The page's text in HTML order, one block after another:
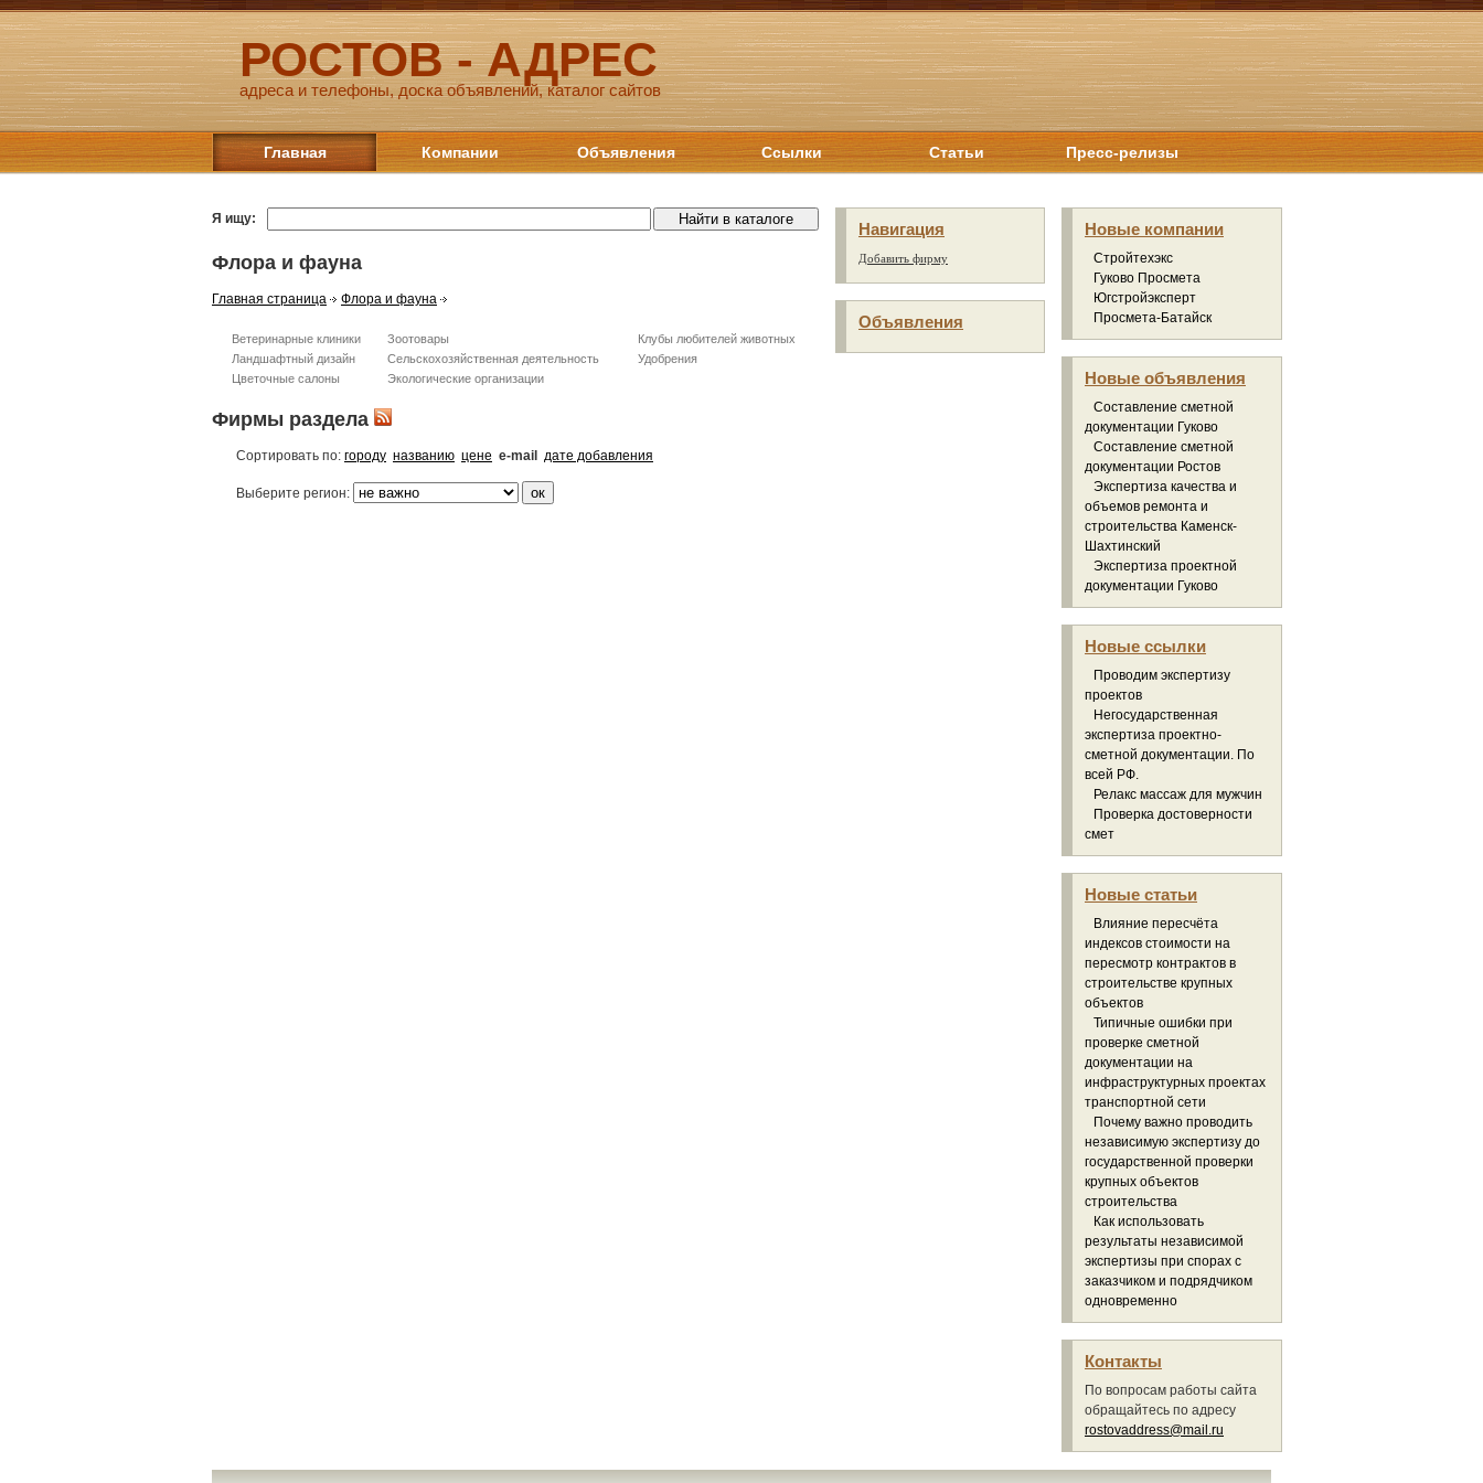
РОСТОВ - АДРЕС
адреса и телефоны, доска объявлений, каталог сайтов
Главная Компании Объявления Ссылки Статьи Пресс-релизы
Я ищу:
Флора и фауна
Главная страница Флора и фауна
Ветеринарные клиники Зоотовары
Клубы любителей животных
Ландшафтный дизайн
Сельскохозяйственная деятельность
Удобрения
Цветочные салоны
Экологические организации
Фирмы раздела
Сортировать по: городу названию цене e-mail дате добавления
Выберите регион:
Навигация
Добавить фирму
Объявления
Новые компании
Стройтехэкс
Гуково Просмета
Югстройэксперт
Просмета-Батайск
Новые объявления
Составление сметной
документации Гуково
Составление сметной
документации Ростов
Экспертиза качества и
объемов ремонта и
строительства Каменск-
Шахтинский
Экспертиза проектной
документации Гуково
Новые ссылки
Проводим экспертизу
проектов
Негосударственная
экспертиза проектно-
сметной документации. По
всей РФ.
Релакс массаж для мужчин
Проверка достоверности
смет
Новые статьи
Влияние пересчёта
индексов стоимости на
пересмотр контрактов в
строительстве крупных
объектов
Типичные ошибки при
проверке сметной
документации на
инфраструктурных проектах
транспортной сети
Почему важно проводить
независимую экспертизу до
государственной проверки
крупных объектов
строительства
Как использовать
результаты независимой
экспертизы при спорах с
заказчиком и подрядчиком
одновременно
Контакты
По вопросам работы сайта
обращайтесь по адресу
rostovaddress@mail.ru